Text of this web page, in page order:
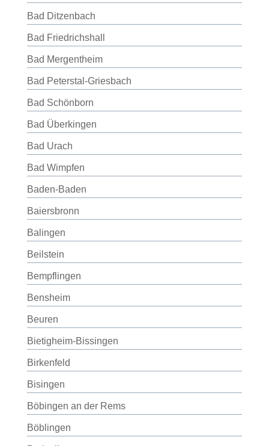
Bad Ditzenbach
Bad Friedrichshall
Bad Mergentheim
Bad Peterstal-Griesbach
Bad Schönborn
Bad Überkingen
Bad Urach
Bad Wimpfen
Baden-Baden
Baiersbronn
Balingen
Beilstein
Bempflingen
Bensheim
Beuren
Bietigheim-Bissingen
Birkenfeld
Bisingen
Böbingen an der Rems
Böblingen